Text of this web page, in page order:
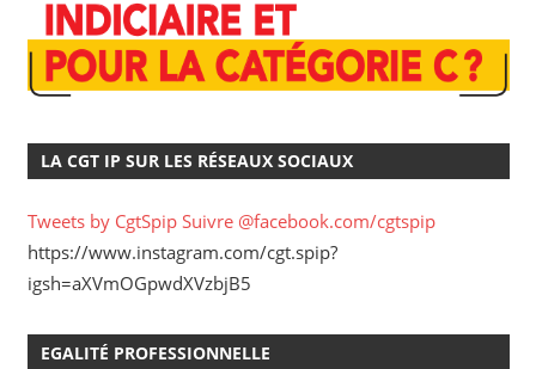
LA CGT IP SUR LES RÉSEAUX SOCIAUX
Tweets by CgtSpip Suivre @facebook.com/cgtspip
https://www.instagram.com/cgt.spip?
igsh=aXVmOGpwdXVzbjB5
EGALITÉ PROFESSIONNELLE